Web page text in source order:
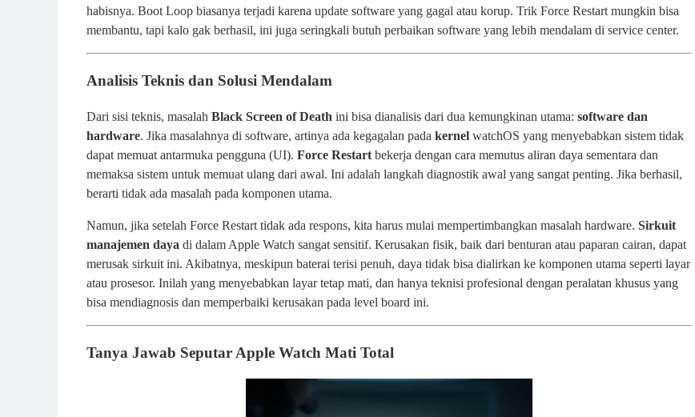
habisnya. Boot Loop biasanya terjadi karena update software yang gagal atau korup. Trik Force Restart mungkin bisa
membantu, tapi kalo gak berhasil, ini juga seringkali butuh perbaikan software yang lebih mendalam di service center.
Analisis Teknis dan Solusi Mendalam
Dari sisi teknis, masalah Black Screen of Death ini bisa dianalisis dari dua kemungkinan utama: software dan
hardware. Jika masalahnya di software, artinya ada kegagalan pada kernel watchOS yang menyebabkan sistem tidak
dapat memuat antarmuka pengguna (UI). Force Restart bekerja dengan cara memutus aliran daya sementara dan
memaksa sistem untuk memuat ulang dari awal. Ini adalah langkah diagnostik awal yang sangat penting. Jika berhasil,
berarti tidak ada masalah pada komponen utama.
Namun, jika setelah Force Restart tidak ada respons, kita harus mulai mempertimbangkan masalah hardware. Sirkuit
manajemen daya di dalam Apple Watch sangat sensitif. Kerusakan fisik, baik dari benturan atau paparan cairan, dapat
merusak sirkuit ini. Akibatnya, meskipun baterai terisi penuh, daya tidak bisa dialirkan ke komponen utama seperti layar
atau prosesor. Inilah yang menyebabkan layar tetap mati, dan hanya teknisi profesional dengan peralatan khusus yang
bisa mendiagnosis dan memperbaiki kerusakan pada level board ini.
Tanya Jawab Seputar Apple Watch Mati Total
n